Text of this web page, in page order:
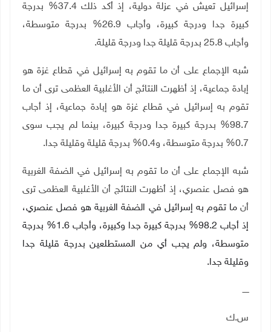
إسرائيل تعيش في عزلة دولية، إذ أكد ذلك 37.4% بدرجة
كبيرة جدا ودرجة كبيرة، وأجاب 26.9% بدرجة متوسطة،
وأجاب 25.8 بدرجة قليلة جدا ودرجة قليلة.
شبه الإجماع على أن ما تقوم به إسرائيل في قطاع غزة هو
إبادة جماعية، إذ أظهرت النتائج أن الأغلبية العظمى ترى أن ما
تقوم به إسرائيل في قطاع غزة هو إبادة جماعية، إذ أجاب
98.7% بدرجة كبيرة جدا ودرجة كبيرة، بينما لم يجب سوى
0.7% بدرجة متوسطة، و0.4% بدرجة قليلة وقليلة جدا.
شبه الإجماع على أن ما تقوم به إسرائيل في الضفة الغربية
هو فصل عنصري، إذ أظهرت النتائج أن الأغلبية العظمى ترى
أنما تقوم به إسرائيل في الضفة الغربية هو فصل عنصري،
إذ أجاب 98.2% بدرجة كبيرة جدا وكبيرة، وأجاب 1.6% بدرجة
متوسطة، ولم يجب أي من المستطلعين بدرجة قليلة جدا
وقليلة جدا.
ـــــ
س.ك